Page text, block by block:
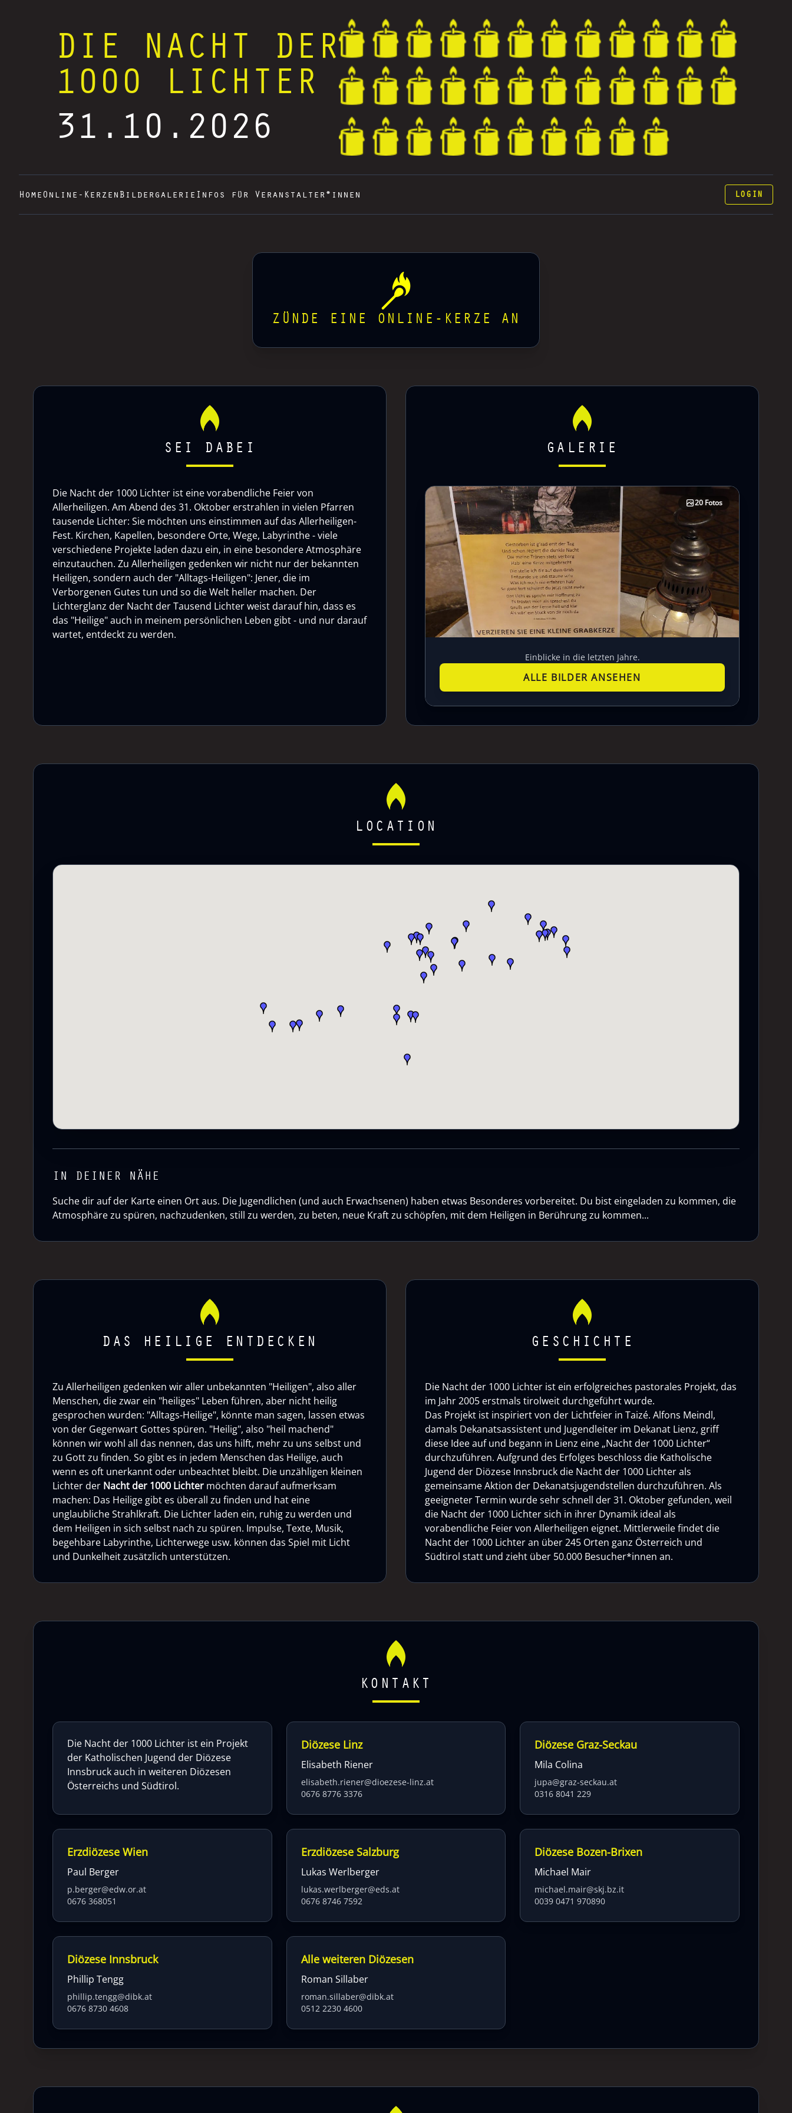
DIE NACHT DER
1000 LICHTER
31.10.2026
HomeOnline-Kerzen Bildergalerie Infos für Veranstalter*innen LOGIN
ZÜNDE EINE ONLINE-KERZE AN
SEI DABEI
Die Nacht der 1000 Lichter ist eine vorabendliche Feier von
Allerheiligen. Am Abend des 31. Oktober erstrahlen in vielen Pfarren
tausende Lichter: Sie möchten uns einstimmen auf das Allerheiligen-
Fest. Kirchen, Kapellen, besondere Orte, Wege, Labyrinthe - viele
verschiedene Projekte laden dazu ein, in eine besondere Atmosphäre
einzutauchen. Zu Allerheiligen gedenken wir nicht nur der bekannten
Heiligen, sondern auch der "Alltags-Heiligen": Jener, die im
Verborgenen Gutes tun und so die Welt heller machen. Der
Lichterglanz der Nacht der Tausend Lichter weist darauf hin, dass es
das "Heilige" auch in meinem persönlichen Leben gibt - und nur darauf
wartet, entdeckt zu werden.
GALERIE
20 Fotos
Einblicke in die letzten Jahre.
ALLE BILDER ANSEHEN
LOCATION
IN DEINER NÄHE
Suche dir auf der Karte einen Ort aus. Die Jugendlichen (und auch Erwachsenen) haben etwas Besonderes vorbereitet. Du bist eingeladen zu kommen, die
Atmosphäre zu spüren, nachzudenken, still zu werden, zu beten, neue Kraft zu schöpfen, mit dem Heiligen in Berührung zu kommen...
DAS HEILIGE ENTDECKEN
Zu Allerheiligen gedenken wir aller unbekannten "Heiligen", also aller
Menschen, die zwar ein "heiliges" Leben führen, aber nicht heilig
gesprochen wurden: "Alltags-Heilige", könnte man sagen, lassen etwas
von der Gegenwart Gottes spüren. "Heilig", also "heil machend"
können wir wohl all das nennen, das uns hilft, mehr zu uns selbst und
zu Gott zu finden. So gibt es in jedem Menschen das Heilige, auch
wenn es oft unerkannt oder unbeachtet bleibt. Die unzähligen kleinen
Lichter der Nacht der 1000 Lichter möchten darauf aufmerksam
machen: Das Heilige gibt es überall zu finden und hat eine
unglaubliche Strahlkraft. Die Lichter laden ein, ruhig zu werden und
dem Heiligen in sich selbst nach zu spüren. Impulse, Texte, Musik,
begehbare Labyrinthe, Lichterwege usw. können das Spiel mit Licht
und Dunkelheit zusätzlich unterstützen.
GESCHICHTE
Die Nacht der 1000 Lichter ist ein erfolgreiches pastorales Projekt, das
im Jahr 2005 erstmals tirolweit durchgeführt wurde.
Das Projekt ist inspiriert von der Lichtfeier in Taizé. Alfons Meindl,
damals Dekanatsassistent und Jugendleiter im Dekanat Lienz, griff
diese Idee auf und begann in Lienz eine „Nacht der 1000 Lichter“
durchzuführen. Aufgrund des Erfolges beschloss die Katholische
Jugend der Diözese Innsbruck die Nacht der 1000 Lichter als
gemeinsame Aktion der Dekanatsjugendstellen durchzuführen. Als
geeigneter Termin wurde sehr schnell der 31. Oktober gefunden, weil
die Nacht der 1000 Lichter sich in ihrer Dynamik ideal als
vorabendliche Feier von Allerheiligen eignet. Mittlerweile findet die
Nacht der 1000 Lichter an über 245 Orten ganz Österreich und
Südtirol statt und zieht über 50.000 Besucher*innen an.
KONTAKT
Die Nacht der 1000 Lichter ist ein Projekt
der Katholischen Jugend der Diözese
Innsbruck auch in weiteren Diözesen
Österreichs und Südtirol.
Diözese Linz
Elisabeth Riener
elisabeth.riener@dioezese-linz.at
0676 8776 3376
Diözese Graz-Seckau
Mila Colina
jupa@graz-seckau.at
0316 8041 229
Erzdiözese Wien
Paul Berger
p.berger@edw.or.at
0676 368051
Erzdiözese Salzburg
Lukas Werlberger
lukas.werlberger@eds.at
0676 8746 7592
Diözese Bozen-Brixen
Michael Mair
michael.mair@skj.bz.it
0039 0471 970890
Diözese Innsbruck
Phillip Tengg
phillip.tengg@dibk.at
0676 8730 4608
Alle weiteren Diözesen
Roman Sillaber
roman.sillaber@dibk.at
0512 2230 4600